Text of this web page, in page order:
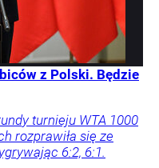
z Polski. Będzie
turnieju WTA 1000
rozprawiła się ze
6:2, 6:1.